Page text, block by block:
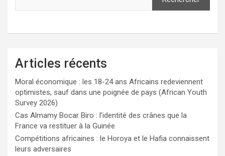
Articles récents
Moral économique : les 18-24 ans Africains redeviennent
optimistes, sauf dans une poignée de pays (African Youth
Survey 2026)
Cas Almamy Bocar Biro : l’identité des crânes que la
France va restituer à la Guinée
Compétitions africaines : le Horoya et le Hafia connaissent
leurs adversaires